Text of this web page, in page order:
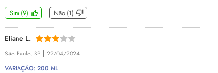
Sim (9) Não (1)
Eliane L.
São Paulo, SP | 22/04/2024
VARIAÇÃO: 200 ML